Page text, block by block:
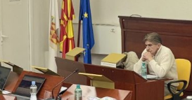
НОВ ПАРКИНГ ПРОСТОР ВО
БИТОЛА